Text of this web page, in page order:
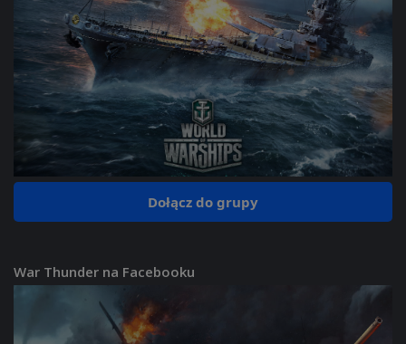
Dołącz do grupy
War Thunder na Facebooku